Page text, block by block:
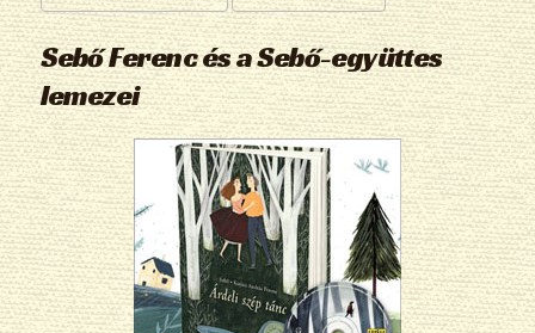
Sebő Ferenc és a Sebő-együttes
lemezei